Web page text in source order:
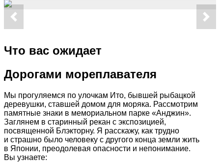
Что вас ожидает
Дорогами мореплавателя
Мы прогуляемся по улочкам Ито, бывшей рыбацкой
деревушки, ставшей домом для моряка. Рассмотрим
памятные знаки в мемориальном парке «Анджин».
Заглянем в старинный рекан с экспозицией,
посвященной Блэкторну. Я расскажу, как трудно
и страшно было человеку с другого конца земли жить
в Японии, преодолевая опасности и непонимание.
Вы узнаете: